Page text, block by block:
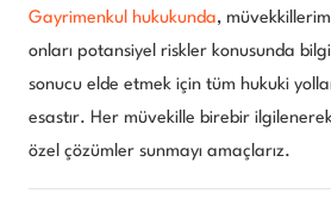
Gayrimenkul hukukunda,
onları potansiyel riskler konusunda
sonucu elde etmek için tüm hukuki
esastır. Her müvekille birebir
özel çözümler sunmayı amaçlarız.